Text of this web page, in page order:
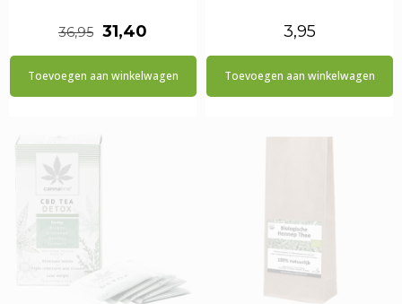
36,95 Oorspronkelijke
prijs
31,40
prijs
is:
Toevoegen aan winkelwagen
3,95
Toevoegen aan winkelwagen